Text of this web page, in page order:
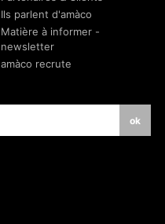
Ils parlent d'amàco
Matière à informer -
newsletter
amàco recrute